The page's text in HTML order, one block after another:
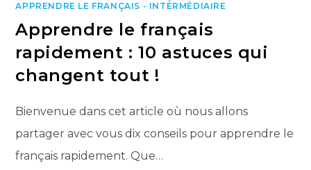
APPRENDRE LE FRANÇAIS - INTERMÉDIAIRE
Apprendre le français
rapidement : 10 astuces qui
changent tout !
Bienvenue dans cet article où nous allons
partager avec vous dix conseils pour apprendre le
français rapidement. Que…